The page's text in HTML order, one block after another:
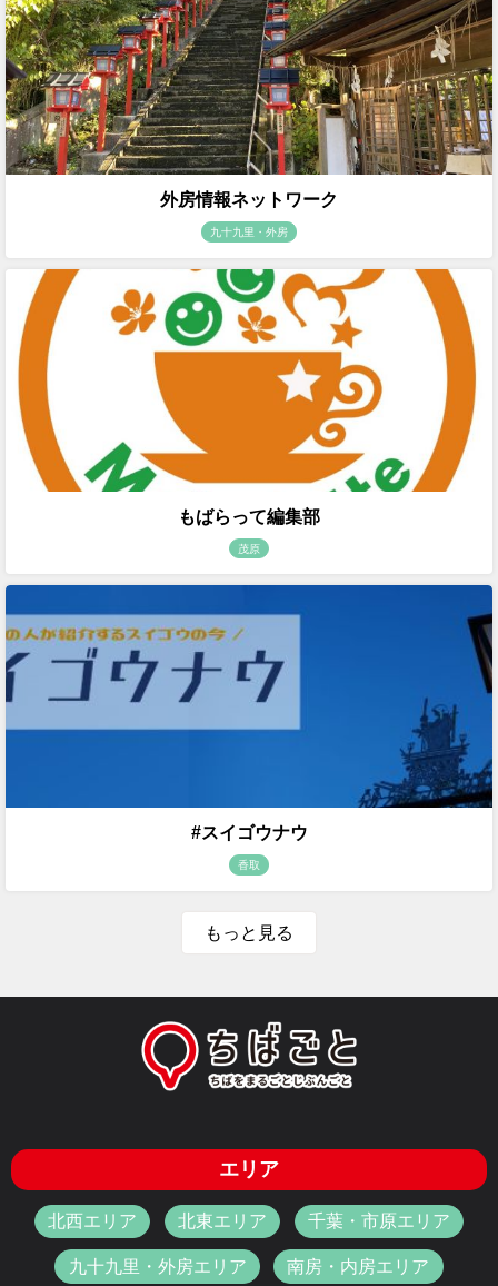
外房情報ネットワーク
九十九里・外房
もばらって編集部
茂原
#スイゴウナウ
香取
もっと見る
エリア
北西エリア 北東エリア 千葉・市原エリア
九十九里・外房エリア 南房・内房エリア